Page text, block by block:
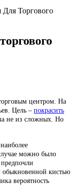
Для Торгового
центром. На
Цель – покрасить
не из сложных. Но
можно было
кистью
вероятность